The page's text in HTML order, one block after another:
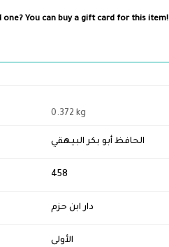
You can buy a gift card for this item!
0.372 kg
الحافظ أبو بكر البيهقي
458
دار ابن حزم
الأولى